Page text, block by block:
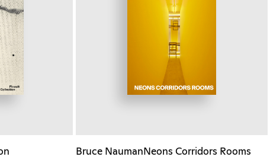
Bruce NaumanNeons Corridors Rooms